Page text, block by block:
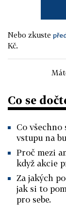
Nebo zkuste
Kč.
Co se
Co všechno
vstupu na
Proč mezi
když akcie
Za jakých
jak si to
pro sebe.